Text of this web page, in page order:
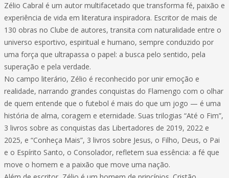
Zélio Cabral é um autor multifacetado que transforma fé, paixão e
experiência de vida em literatura inspiradora. Escritor de mais de
130 obras no Clube de autores, transita com naturalidade entre o
universo esportivo, espiritual e humano, sempre conduzido por
uma força que ultrapassa o papel: a busca pelo sentido, pela
superação e pela verdade.
No campo literário, Zélio é reconhecido por unir emoção e
realidade, narrando grandes conquistas do Flamengo com o olhar
de quem entende que o futebol é mais do que um jogo — é uma
história de alma, coragem e eternidade. Suas trilogias “Até o Fim”,
3 livros sobre as conquistas das Libertadores de 2019, 2022 e
2025, e “Conheça Mais”, 3 livros sobre Jesus, o Filho, Deus, o Pai
e o Espírito Santo, o Consolador, refletem sua essência: a fé que
move o homem e a paixão que move uma nação.